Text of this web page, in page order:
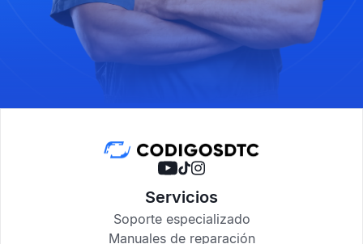
Servicios
Soporte especializado
Manuales de reparación